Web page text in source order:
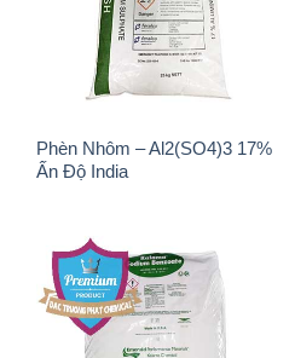
Phèn Nhôm – Al2(SO4)3 17%
Ấn Độ India